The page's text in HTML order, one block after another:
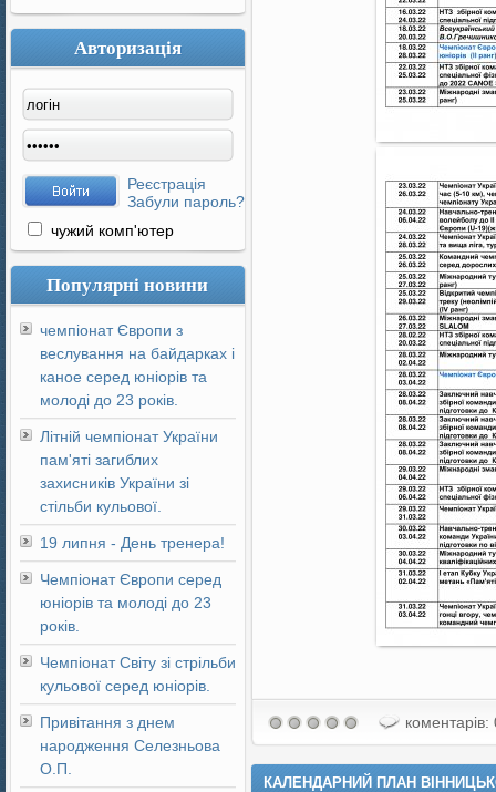
Авторизація
Реєстрація
Забули пароль?
чужий комп'ютер
Популярні новини
чемпіонат Європи з
веслування на байдарках і
каное серед юніорів та
молоді до 23 років.
Літній чемпіонат України
пам'яті загиблих
захисників України зі
стільби кульової.
19 липня - День тренера!
Чемпіонат Європи серед
юніорів та молоді до 23
років.
Чемпіонат Світу зі стрільби
кульової серед юніорів.
Привітання з днем
народження Селезньова
О.П.
коментарів:
КАЛЕНДАРНИЙ ПЛАН